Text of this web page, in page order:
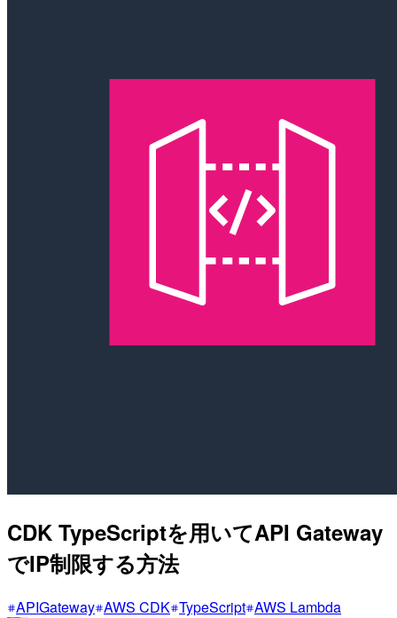
CDK TypeScriptを用いてAPI Gateway
でIP制限する方法
APIGateway AWS CDK TypeScript AWS Lambda